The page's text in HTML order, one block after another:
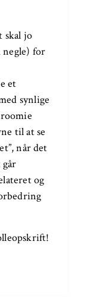
skal jo
for
et
synlige
til at se
når det
og